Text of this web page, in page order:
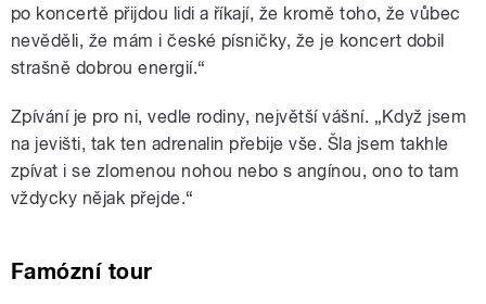
po koncertě přijdou lidi a říkají, že kromě toho, že vůbec
nevěděli, že mám i české písničky, že je koncert dobil
strašně dobrou energií.“
Zpívání je pro ni, vedle rodiny, největší vášní. „Když jsem
na jevišti, tak ten adrenalin přebije vše. Šla jsem takhle
zpívat i se zlomenou nohou nebo s angínou, ono to tam
vždycky nějak přejde.“
Famózní tour